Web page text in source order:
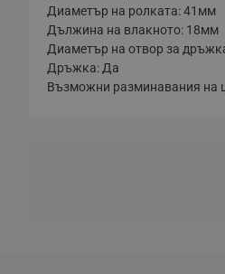
Диаметър на ролката: 41мм
Дължина на влакното: 18мм
Диаметър на отвор за
Дръжка: Да
Възможни разминавания на